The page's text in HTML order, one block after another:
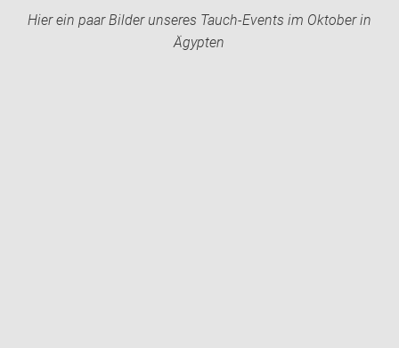
Hier ein paar Bilder unseres Tauch-Events im Oktober in
Ägypten